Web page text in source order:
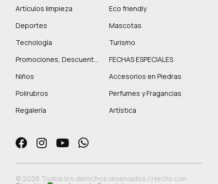
Artículos limpieza
Eco friendly
Deportes
Mascotas
Tecnología
Turismo
Promociones, Descuentos y más
FECHAS ESPECIALES
Niños
Accesorios en Piedras
Polirubros
Perfumes y Fragancias
Regalería
Artística
© 2026 Todos los derechos reservados / Hecho con